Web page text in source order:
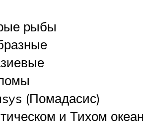
рыбы
(Помадасис)
и Тихом